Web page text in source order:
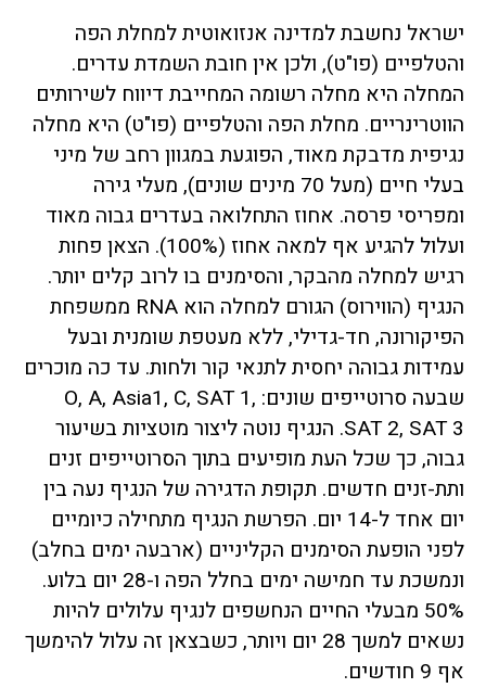
ב
חזיר כללי 0
0
1
0
0
0
סך הכל
14
5
19
63
15
7
123
ישראל נחשבת למדינה אנזואוטית למחלת הפה
והטלפיים (פו"ט), ולכן אין חובת השמדת עדרים.
המחלה היא מחלה רשומה המחייבת דיווח לשירותים
הווטרינריים. מחלת הפה והטלפיים (פו"ט) היא מחלה
נגיפית מדבקת מאוד, הפוגעת במגוון רחב של מיני
בעלי חיים (מעל 70 מינים שונים), מעלי גירה
ומפריסי פרסה. אחוז התחלואה בעדרים גבוה מאוד
ועלול להגיע אף למאה אחוז (100%). הצאן פחות
רגיש למחלה מהבקר, והסימנים בו לרוב קלים יותר.
הנגיף (הווירוס) הגורם למחלה הוא RNA ממשפחת
הפיקורונה, חד-גדילי, ללא מעטפת שומנית ובעל
עמידות גבוהה יחסית לתנאי קור ולחות. עד כה מוכרים
שבעה סרוטייפים שונים: O, A, Asia1, C, SAT 1,
SAT 2, SAT 3. הנגיף נוטה ליצור מוטציות בשיעור
גבוה, כך שכל העת מופיעים בתוך הסרוטייפים זנים
ותת-זנים חדשים. תקופת הדגירה של הנגיף נעה בין
יום אחד ל-14 יום. הפרשת הנגיף מתחילה כיומיים
לפני הופעת הסימנים הקליניים (ארבעה ימים בחלב)
ונמשכת עד חמישה ימים בחלל הפה ו-28 יום בלוע.
50% מבעלי החיים הנחשפים לנגיף עלולים להיות
נשאים למשך 28 יום ויותר, כשבצאן זה עלול להימשך
אף 9 חודשים.